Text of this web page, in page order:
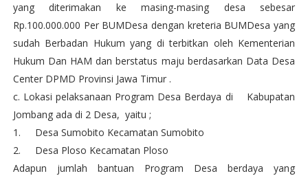
yang diterimakan ke masing-masing desa sebesar
Rp.100.000.000 Per BUMDesa dengan kreteria BUMDesa yang
sudah Berbadan Hukum yang di terbitkan oleh Kementerian
Hukum Dan HAM dan berstatus maju berdasarkan Data Desa
Center DPMD Provinsi Jawa Timur .
c. Lokasi pelaksanaan Program Desa Berdaya di Kabupatan
Jombang ada di 2 Desa, yaitu ;
1.
Desa Sumobito Kecamatan Sumobito
2.
Desa Ploso Kecamatan Ploso
Adapun jumlah bantuan Program Desa berdaya yang